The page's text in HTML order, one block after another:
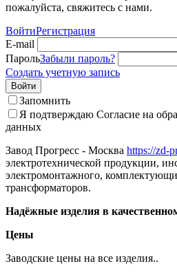
пожалуйста, свяжитесь с нами.
ВойтиРегистрация
E-mail
ПарольЗабыли пароль?
Создать учетную запись
Войти
Запомнить
Я подтверждаю Согласие на
данных
Завод Прогресс - Москва https://zd-
электротехнической продукции,
электромонтажного,
трансформаторов.
Надёжные изделия в
Цены
Заводские цены на все изделия..